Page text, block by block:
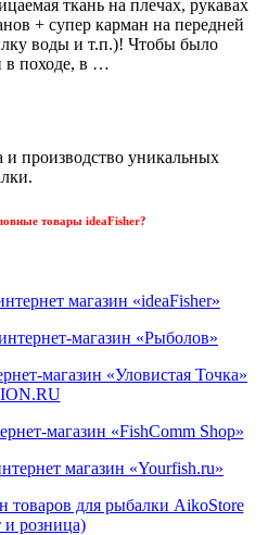
ткань на плечах, рукавах
+ супер карман на передней
воды и т.п.)! Чтобы было
в походе, в …
и производство уникальных
товары ideaFisher?
магазин «ideaFisher»
магазин «Рыболов»
магазин «Уловистая Точка»
магазин «FishComm Shop»
магазин «Yourfish.ru»
товаров для рыбалки AikoStore
розница)